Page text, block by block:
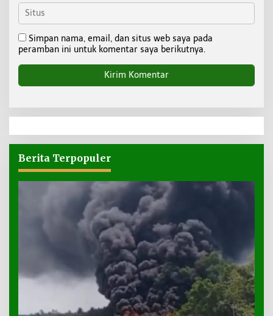
Simpan nama, email, dan situs web saya pada
peramban ini untuk komentar saya berikutnya.
Berita Terpopuler